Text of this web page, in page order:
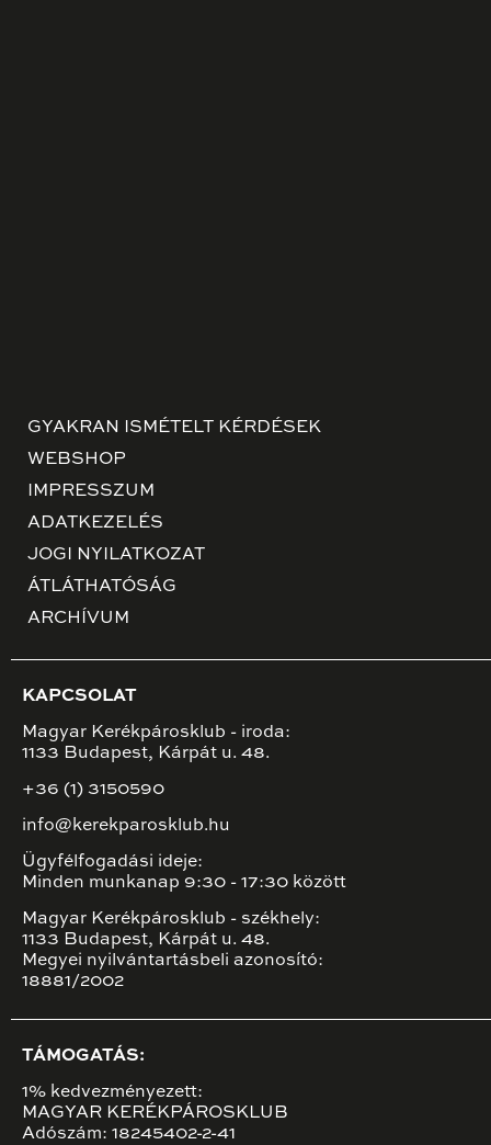
GYAKRAN ISMÉTELT KÉRDÉSEK
WEBSHOP
IMPRESSZUM
ADATKEZELÉS
JOGI NYILATKOZAT
ÁTLÁTHATÓSÁG
ARCHÍVUM
KAPCSOLAT
Magyar Kerékpárosklub - iroda:
1133 Budapest, Kárpát u. 48.
+36 (1) 3150590
info@kerekparosklub.hu
Ügyfélfogadási ideje:
Minden munkanap 9:30 - 17:30 között
Magyar Kerékpárosklub - székhely:
1133 Budapest, Kárpát u. 48.
Megyei nyilvántartásbeli azonosító:
18881/2002
TÁMOGATÁS:
1% kedvezményezett:
MAGYAR KERÉKPÁROSKLUB
Adószám: 18245402-2-41